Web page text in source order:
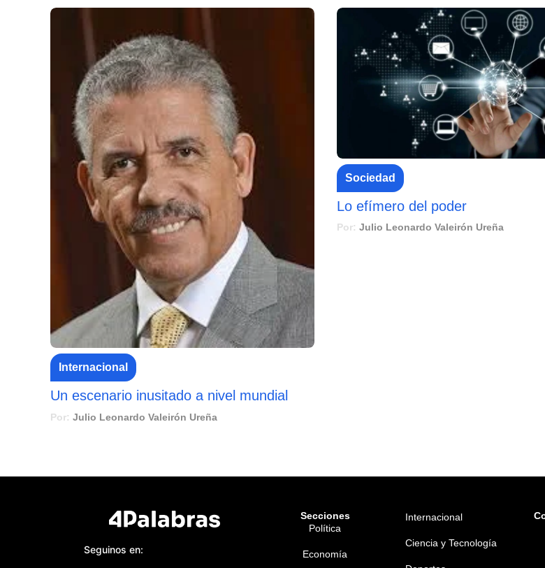
Internacional
Un escenario inusitado a nivel mundial
Por: Julio Leonardo Valeirón Ureña
Sociedad
Lo efímero del poder
Por: Julio Leonardo Valeirón Ureña
Seguinos en:
Secciones
Política
Economía
Internacional
Ciencia y Tecnología